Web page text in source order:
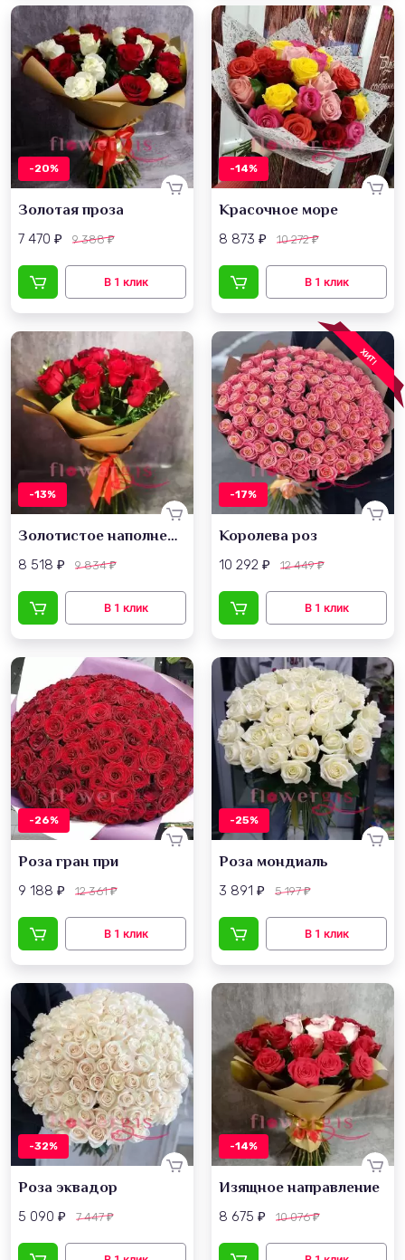
-20%
Золотая проза
7 470 ₽ 9 388₽
-14%
Красочное море
8 873 ₽ 10 272₽
-13%
Золотистое наполнение
8 518 ₽ 9 834₽
ХИТ!
-17%
Королева роз
10 292 ₽ 12 449₽
-26%
Роза гран при
9 188 ₽ 12 361₽
-25%
Роза мондиаль
3 891 ₽ 5 197₽
-32%
Роза эквадор
5 090 ₽ 7 447₽
-14%
Изящное направление
8 675 ₽ 10 076₽